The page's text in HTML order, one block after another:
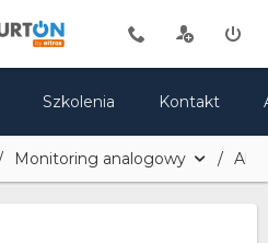
Szkolenia Kontakt
Monitoring analogowy